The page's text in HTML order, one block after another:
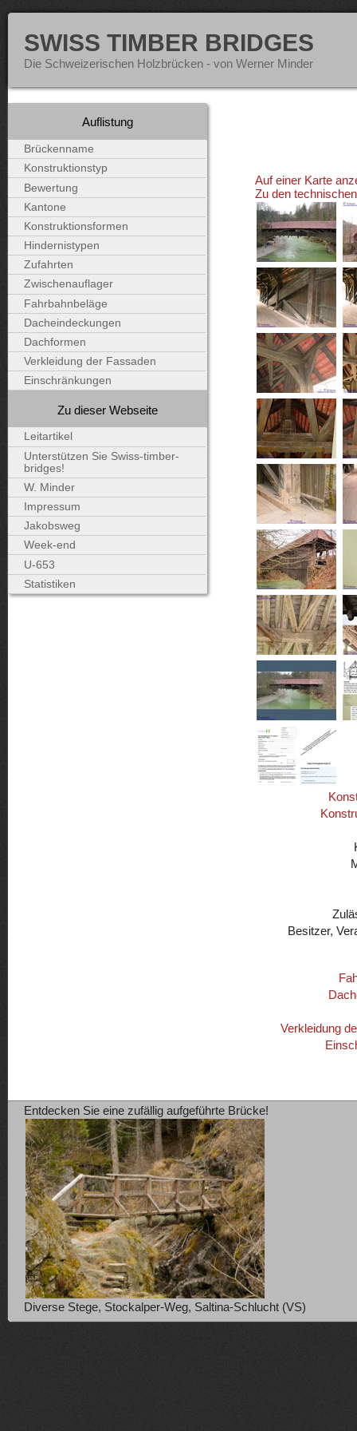
SWISS TIMBER BRIDGES
Die Schweizerischen Holzbrücken - von Werner Minder
Auf einer Karte
Zu den
Besitzer,
Verkleidung
Auflistung
Brückenname
Konstruktionstyp
Bewertung
Kantone
Konstruktionsformen
Hindernistypen
Zufahrten
Zwischenauflager
Fahrbahnbeläge
Dacheindeckungen
Dachformen
Verkleidung der Fassaden
Einschränkungen
Zu dieser Webseite
Leitartikel
Unterstützen Sie Swiss-timber-
bridges!
W. Minder
Impressum
Jakobsweg
Week-end
U-653
Statistiken
Entdecken Sie eine zufällig aufgeführte Brücke!
Diverse Stege, Stockalper-Weg, Saltina-Schlucht (VS)